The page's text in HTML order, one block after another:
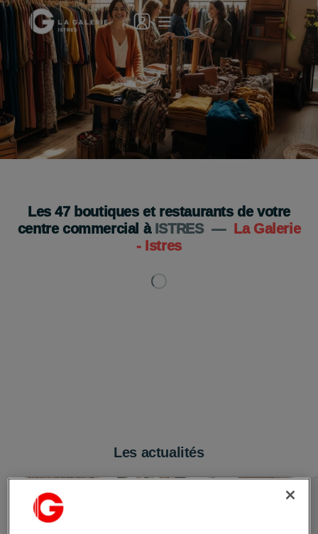
Je découvre
Les47boutiques et restaurants de votre
centre commercial à ISTRES —
La Galerie
- Istres
Les actualités